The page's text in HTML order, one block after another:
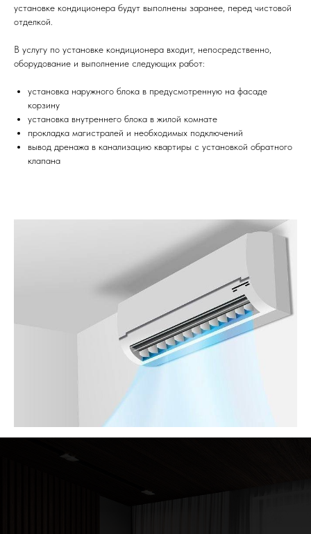
установке кондиционера будут выполнены заранее, перед чистовой
отделкой.
В услугу по установке кондиционера входит, непосредственно,
оборудование и выполнение следующих работ:
установка наружного блока в предусмотренную на фасаде
корзину
установка внутреннего блока в жилой комнате
прокладка магистралей и необходимых подключений
вывод дренажа в канализацию квартиры с установкой обратного
клапана